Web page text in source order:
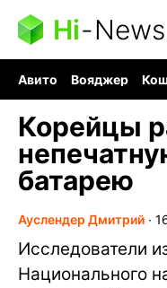
Hi-
Авито Вояджер
Корейцы
батарею
Ауслендер Дмитрий ∙
Исследователи
Национального